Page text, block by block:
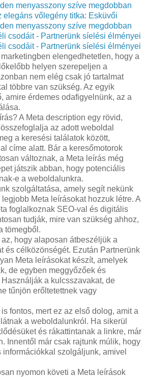
menyasszony szíve megdobban
elegáns vőlegény titka: Esküvői
menyasszony szíve megdobban
csodáit - Partnerünk síelési élményei
csodáit - Partnerünk síelési élményei
elengedhetetlen, hogy a
helyen szerepeljen a
nem elég csak jó tartalmat
többre van szükség. Az egyik
amire érdemes odafigyelnünk, az a
A Meta description egy rövid,
az adott weboldal
a keresési találatok között,
címe alatt. Bár a keresőmotorok
változnak, a Meta leírás még
játszik abban, hogy potenciális
e a weboldalunkra.
szolgáltatása, amely segít nekünk
Meta leírásokat hozzuk létre. A
foglalkoznak SEO-val és digitális
tudják, mire van szükség ahhoz,
tömegből.
hogy alaposan átbeszéljük a
és célközönségét. Ezután Partnerünk
Meta leírásokat készít, amelyek
de egyben meggyőzőek és
a kulcsszavakat, de
tűnjön erőltetettnek vagy
fontos, mert ez az első dolog, amit a
a weboldalunkról. Ha sikerül
és rákattintanak a linkre, már
Innentől már csak rajtunk múlik, hogy
szolgáljunk, amivel
nyomon követi a Meta leírások